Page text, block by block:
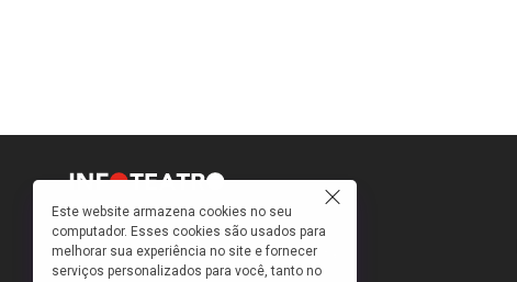
Como faço para ir ao teatro? Onde compro
ingressos e a que preços? Quais peças estão
em cartaz?
Este website armazena cookies no seu
computador. Esses cookies são usados para
melhorar sua experiência no site e fornecer
serviços personalizados para você, tanto no